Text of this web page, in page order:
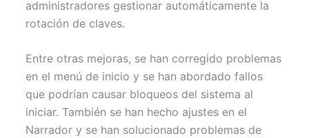
administradores gestionar automáticamente la
rotación de claves.
Entre otras mejoras, se han corregido problemas
en el menú de inicio y se han abordado fallos
que podrían causar bloqueos del sistema al
iniciar. También se han hecho ajustes en el
Narrador y se han solucionado problemas de